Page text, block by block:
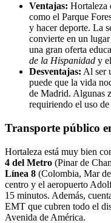
Ventajas: Hortaleza
como el Parque
y hacer deporte. La
convierte en un
una gran oferta
de la Hispanidad y el
Desventajas: Al ser
puede que la vida
de Madrid. Algunas
requiriendo el uso
Transporte público
Hortaleza está muy bien
4 del Metro (Pinar de
Línea 8 (Colombia, Mar
centro y el aeropuerto
15 minutos. Además,
EMT que cubren todo el
Avenida de América.